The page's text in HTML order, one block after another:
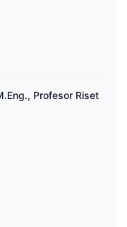
Profesor Riset